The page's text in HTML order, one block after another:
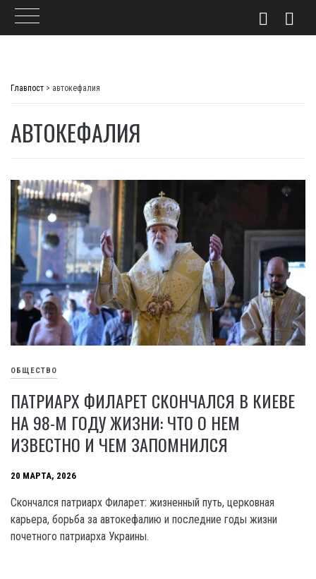
Главпост > автокефалия
АВТОКЕФАЛИЯ
ОБЩЕСТВО
ПАТРИАРХ ФИЛАРЕТ СКОНЧАЛСЯ В КИЕВЕ
НА 98-М ГОДУ ЖИЗНИ: ЧТО О НЕМ
ИЗВЕСТНО И ЧЕМ ЗАПОМНИЛСЯ
20 МАРТА, 2026
Скончался патриарх Филарет: жизненный путь, церковная
карьера, борьба за автокефалию и последние годы жизни
почетного патриарха Украины.